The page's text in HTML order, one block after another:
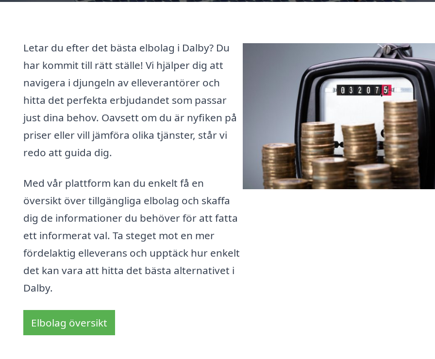
Letar du efter det bästa elbolag i Dalby? Du
har kommit till rätt ställe! Vi hjälper dig att
navigera i djungeln av elleverantörer och
hitta det perfekta erbjudandet som passar
just dina behov. Oavsett om du är nyfiken på
priser eller vill jämföra olika tjänster, står vi
redo att guida dig.
Med vår plattform kan du enkelt få en
översikt över tillgängliga elbolag och skaffa
dig de informationer du behöver för att fatta
ett informerat val. Ta steget mot en mer
fördelaktig elleverans och upptäck hur enkelt
det kan vara att hitta det bästa alternativet i
Dalby.
Elbolag översikt